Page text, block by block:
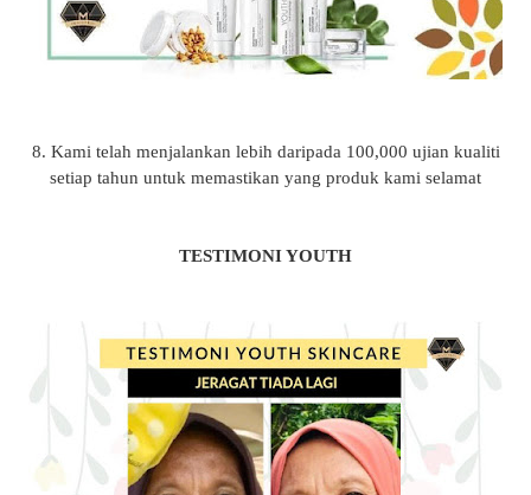
8. Kami telah menjalankan lebih daripada 100,000 ujian kualiti
setiap tahun untuk memastikan yang produk kami selamat
TESTIMONI YOUTH